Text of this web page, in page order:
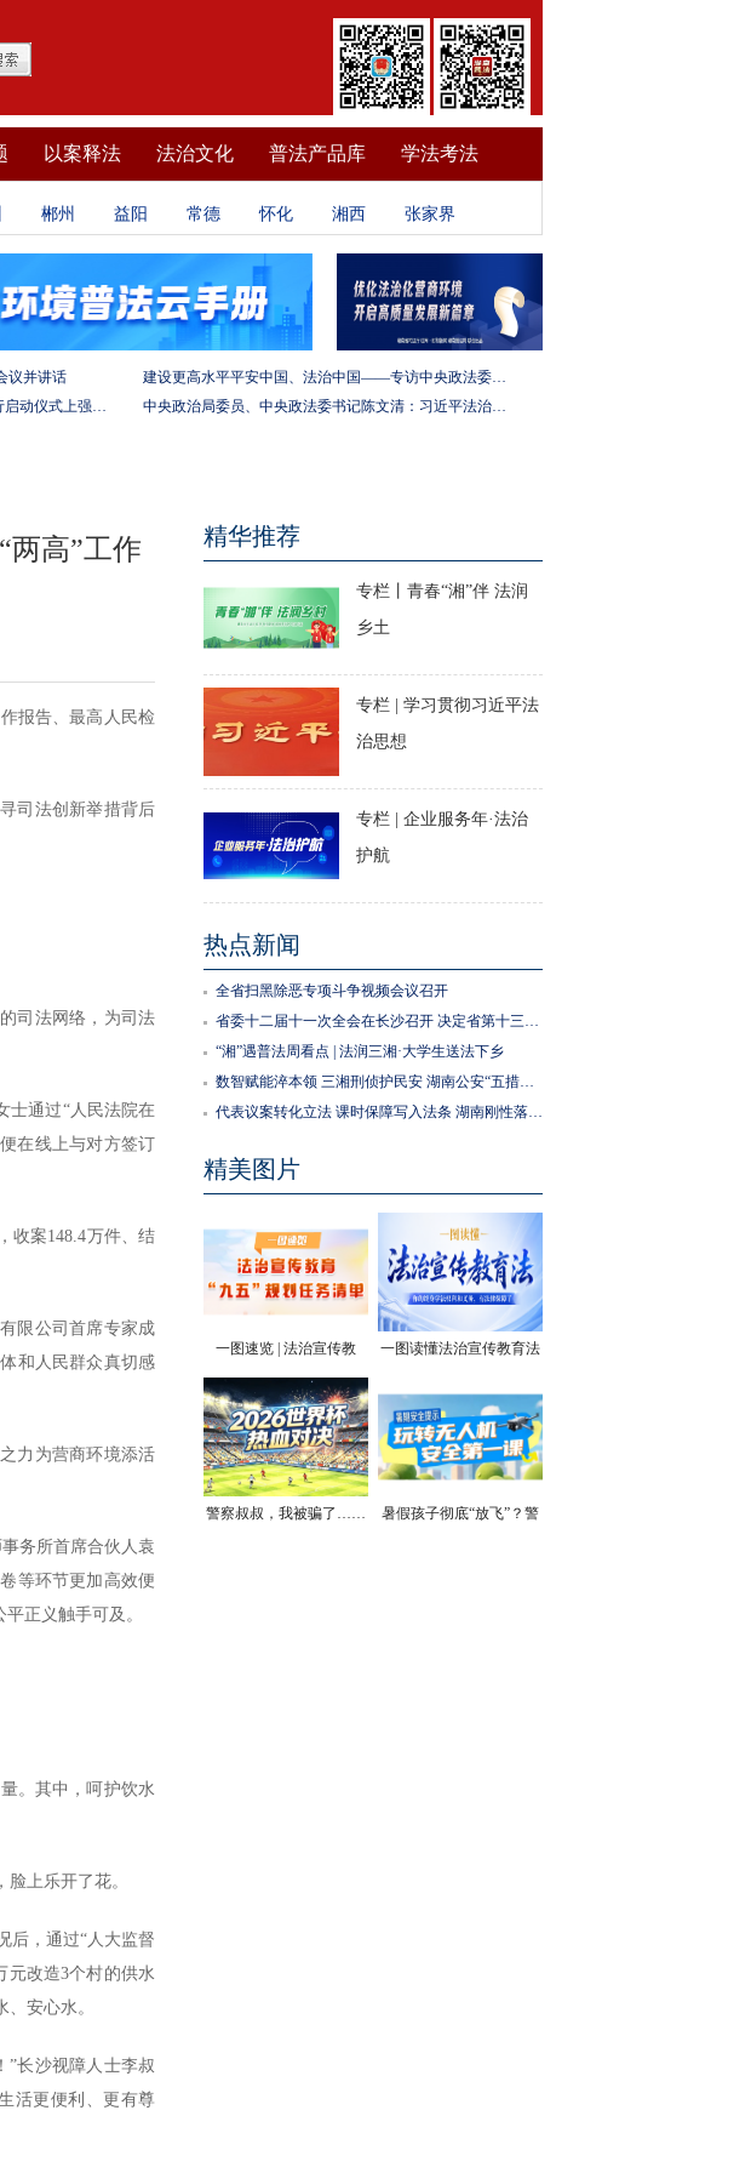
以案释法 法治文化 普法产品库 学法考法
郴州 益阳 常德 怀化 湘西 张家界
议并讲话
建设更高水平平安中国、法治中国——专访中央政法委秘书长訚柏
陈文清在青年普法志愿者法治文化基层行启动仪式上强调 以学习宣传习近平法治思想引领普法工作 中央政治局委员、中央政法委书记陈文清：习近平法治思想是全面依法治国的根本遵循和行动指南
高”工作
报告、最高人民检
司法创新举措背后
司法网络，为司法
士通过“人民法院在
在线上与对方签订
收案148.4万件、结
限公司首席专家成
和人民群众真切感
力为营商环境添活
务所首席合伙人袁
等环节更加高效便
正义触手可及。
。其中，呵护饮水
上乐开了花。
后，通过“人大监督
元改造3个村的供水
安心水。
”长沙视障人士李叔
活更便利、更有尊
精华推荐
专栏丨青春“湘”伴 法润
乡土
专栏 | 学习贯彻习近平法
治思想
专栏 | 企业服务年·法治
护航
热点新闻
全省扫黑除恶专项斗争视频会议召开
省委十二届十一次全会在长沙召开 决定省第十三次党代会于今年11月召开
“湘”遇普法周看点 | 法润三湘·大学生送法下乡
数智赋能淬本领 三湘刑侦护民安 湖南公安“五措并举”推进执法规范化建设
代表议案转化立法 课时保障写入法条 湖南刚性落实中小学生体育锻炼要求
精美图片
一图速览 | 法治宣传教
育“九五”规划任务清单
一图读懂法治宣传教育法
务，有法律保障了
警察叔叔，我被骗了……
暑假孩子彻底“放飞”？警